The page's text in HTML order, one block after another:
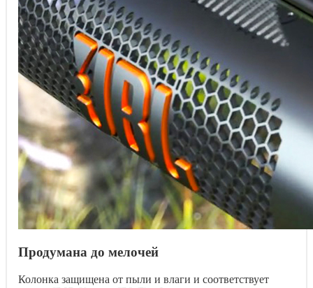
Продумана до мелочей
Колонка защищена от пыли и влаги и соответствует